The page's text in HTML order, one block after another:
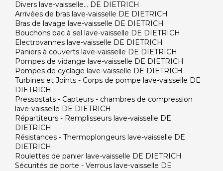
Divers lave-vaisselle... DE DIETRICH
Arrivées de bras lave-vaisselle DE DIETRICH
Bras de lavage lave-vaisselle DE DIETRICH
Bouchons bac à sel lave-vaisselle DE DIETRICH
Electrovannes lave-vaisselle DE DIETRICH
Paniers à couverts lave-vaisselle DE DIETRICH
Pompes de vidange lave-vaisselle DE DIETRICH
Pompes de cyclage lave-vaisselle DE DIETRICH
Turbines et Joints - Corps de pompe lave-vaisselle DE
DIETRICH
Pressostats - Capteurs - chambres de compression
lave-vaisselle DE DIETRICH
Répartiteurs - Remplisseurs lave-vaisselle DE
DIETRICH
Résistances - Thermoplongeurs lave-vaisselle DE
DIETRICH
Roulettes de panier lave-vaisselle DE DIETRICH
Sécurités de porte - Verrous lave-vaisselle DE